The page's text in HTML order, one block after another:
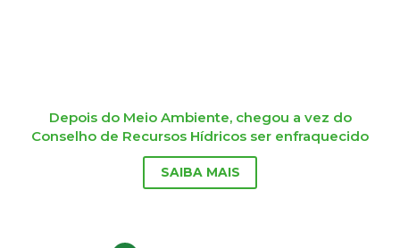
Depois do Meio Ambiente, chegou a vez do
Conselho de Recursos Hídricos ser enfraquecido
SAIBA MAIS